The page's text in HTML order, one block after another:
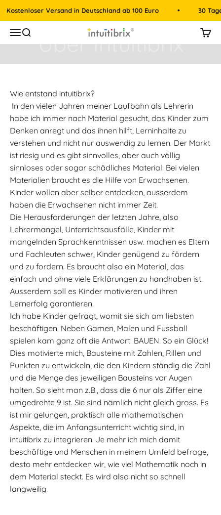
Zum Inhalt springen
Versand in Deutschland ab 100 Euro 30 Tage
MenüSuche intuitibrix.ch | Spielend Mathe lernen
Mein
Wie entstand intuitibrix?
In den vielen Jahren meiner Laufbahn als Lehrerin
habe ich immer nach Material gesucht, das Kinder zum
Denken anregt und das ihnen hilft, Lerninhalte zu
verstehen und nicht nur auswendig zu lernen. Der Markt
ist riesig und es gibt sinnvolles, aber auch völlig
sinnloses oder sogar schädliches Material. Bei vielen
Materialien braucht es die Hilfe von Erwachsenen.
Kinder wollen aber selber entdecken, ausserdem
haben die Erwachsenen nicht immer Zeit.
Die Herausforderungen der letzten Jahre, also
Lehrermangel, Unterrichtsausfälle, Kinder mit
mangelnden Sprachkenntnissen usw. machen es Eltern
und Fachleuten schwer, Kinder genügend zu fördern
und zu fordern. Es braucht also ein Material, das
einfach und ohne viele Erklärungen zu handhaben ist.
Ausserdem soll es Kinder motivieren und ihren
Lernerfolg garantieren.
Ich habe Kinder gefragt, womit sie sich am liebsten
beschäftigen. Neben Gamen, Malen und Fussball
spielen kam ganz oft die Antwort: BAUEN. So ein Glück!
Dies motivierte mich, Bausteine mit Zahlen, Rillen und
Punkten zu entwickeln, die den Kindern ständig die Zahl
und die Menge des jeweiligen Bausteins vor Augen
halten. So sieht man z.B., dass die 6 nur als Ziffer eine
umgedrehte 9 ist. Sie sind nämlich nicht gleich gross. Es
ist mir gelungen, praktisch alle mathematischen
Aspekte, die im Anfangsunterricht wichtig sind, in
intuitibrix zu integrieren. Je mehr ich mich damit
beschäftige und Menschen in meinem Umfeld befrage,
desto mehr entdecken wir, wie viel Mathematik noch in
dem Material steckt. Es wird also nicht so schnell
langweilig.